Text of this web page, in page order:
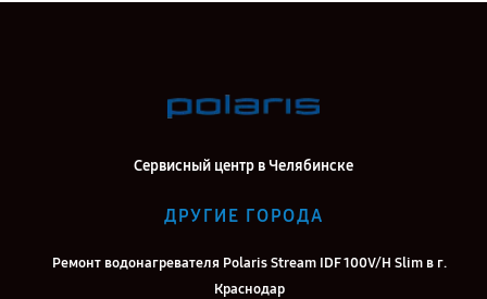
Сервисный центр в Челябинске
ДРУГИЕ ГОРОДА
Ремонт водонагревателя Polaris Stream IDF 100V/H Slim в г.
Краснодар